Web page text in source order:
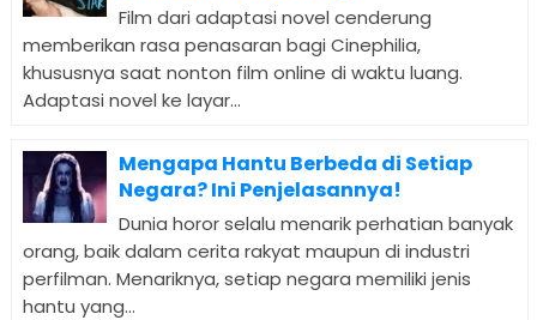
Film dari adaptasi novel cenderung
memberikan rasa penasaran bagi Cinephilia,
khususnya saat nonton film online di waktu luang.
Adaptasi novel ke layar...
Mengapa Hantu Berbeda di Setiap
Negara? Ini Penjelasannya!
Dunia horor selalu menarik perhatian banyak
orang, baik dalam cerita rakyat maupun di industri
perfilman. Menariknya, setiap negara memiliki jenis
hantu yang...